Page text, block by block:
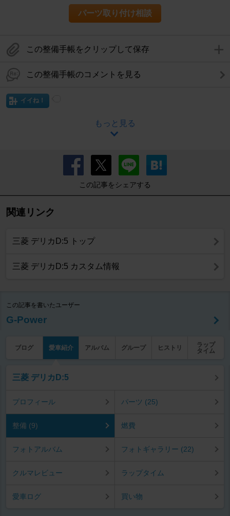
パーツ取り付け相談
この整備手帳をクリップして保存
この整備手帳のコメントを見る
イイね！
もっと見る
この記事をシェアする
関連リンク
三菱 デリカD:5 トップ
三菱 デリカD:5 カスタム情報
この記事を書いたユーザー
G-Power
ブログ 愛車紹介 アルバム グループ ヒストリ
ラップ
タイム
三菱 デリカD:5
プロフィール パーツ (25)
整備 (9) 燃費
フォトアルバム フォトギャラリー (22)
クルマレビュー ラップタイム
愛車ログ 買い物